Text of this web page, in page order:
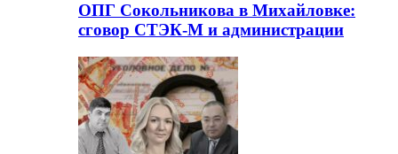
ОПГ Сокольникова в Михайловке:
сговор СТЭК-М и администрации